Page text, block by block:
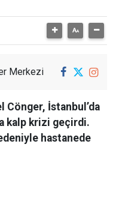
Merkezi
Cönger, İstanbul’da
kalp krizi geçirdi.
hastanede